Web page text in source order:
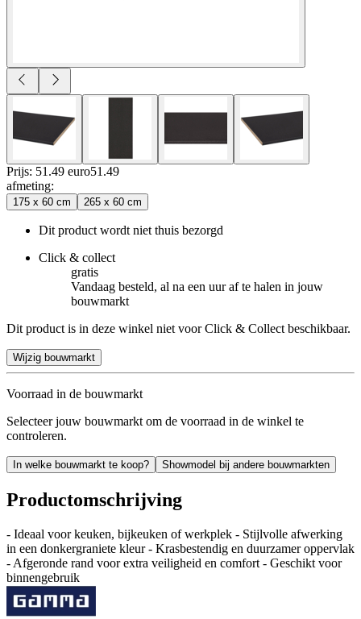
Prijs: 51.49 euro51 .49
afmeting:
175 x 60 cm 265 x 60 cm
Dit product wordt niet thuis bezorgd
Click & collect
gratis
Vandaag besteld, al na een uur af te halen in jouw
bouwmarkt
Dit product is in deze winkel niet voor Click & Collect beschikbaar.
Wijzig bouwmarkt
Voorraad in de bouwmarkt
Selecteer jouw bouwmarkt om de voorraad in de winkel te
controleren.
In welke bouwmarkt te koop? Showmodel bij andere bouwmarkten
Productomschrijving
- Ideaal voor keuken, bijkeuken of werkplek - Stijlvolle afwerking
in een donkergraniete kleur - Krasbestendig en duurzamer oppervlak
- Afgeronde rand voor extra veiligheid en comfort - Geschikt voor
binnengebruik